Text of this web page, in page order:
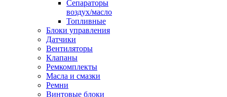
Сепараторы
воздух/масло
Топливные
Блоки управления
Датчики
Вентиляторы
Клапаны
Ремкомплекты
Масла и смазки
Ремни
Винтовые блоки